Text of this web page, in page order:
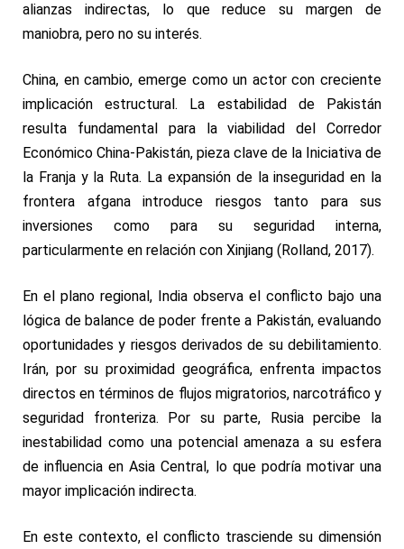
alianzas indirectas, lo que reduce su margen de
maniobra, pero no su interés.
China, en cambio, emerge como un actor con creciente
implicación estructural. La estabilidad de Pakistán
resulta fundamental para la viabilidad del Corredor
Económico China-Pakistán, pieza clave de la Iniciativa de
la Franja y la Ruta. La expansión de la inseguridad en la
frontera afgana introduce riesgos tanto para sus
inversiones como para su seguridad interna,
particularmente en relación con Xinjiang (Rolland, 2017).
En el plano regional, India observa el conflicto bajo una
lógica de balance de poder frente a Pakistán, evaluando
oportunidades y riesgos derivados de su debilitamiento.
Irán, por su proximidad geográfica, enfrenta impactos
directos en términos de flujos migratorios, narcotráfico y
seguridad fronteriza. Por su parte, Rusia percibe la
inestabilidad como una potencial amenaza a su esfera
de influencia en Asia Central, lo que podría motivar una
mayor implicación indirecta.
En este contexto, el conflicto trasciende su dimensión